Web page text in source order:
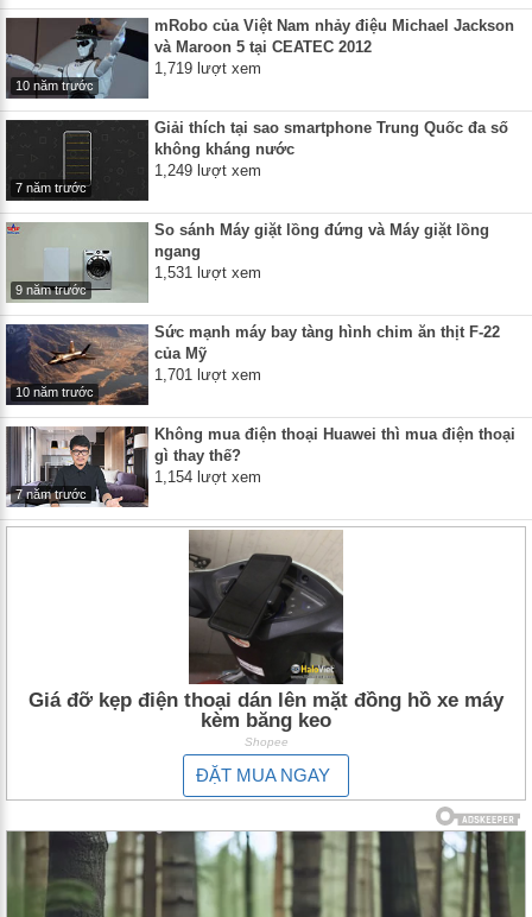
10 năm trước
mRobo của Việt Nam nhảy điệu Michael Jackson
và Maroon 5 tại CEATEC 2012
1,719 lượt xem
7 năm trước
Giải thích tại sao smartphone Trung Quốc đa số
không kháng nước
1,249 lượt xem
9 năm trước
So sánh Máy giặt lồng đứng và Máy giặt lồng
ngang
1,531 lượt xem
10 năm trước
Sức mạnh máy bay tàng hình chim ăn thịt F-22
của Mỹ
1,701 lượt xem
7 năm trước
Không mua điện thoại Huawei thì mua điện thoại
gì thay thế?
1,154 lượt xem
Giá đỡ kẹp điện thoại dán lên mặt đồng hồ xe máy
kèm băng keo
Shopee
ĐẶT MUA NGAY